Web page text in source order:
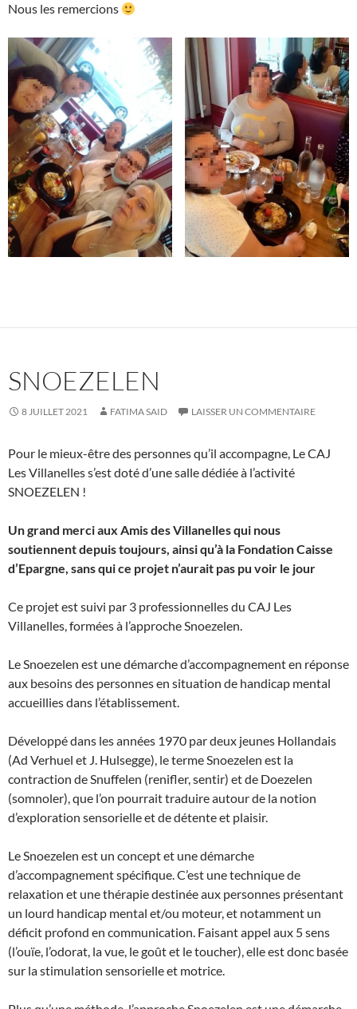
Nous les remercions
SNOEZELEN
8 JUILLET 2021 FATIMA SAID LAISSER UN COMMENTAIRE
Pour le mieux-être des personnes qu’il accompagne, Le CAJ
Les Villanelles s’est doté d’une salle dédiée à l’activité
SNOEZELEN !
Un grand merci aux Amis des Villanelles qui nous
soutiennent depuis toujours, ainsi qu’à la Fondation Caisse
d’Epargne, sans qui ce projet n’aurait pas pu voir le jour
Ce projet est suivi par 3 professionnelles du CAJ Les
Villanelles, formées à l’approche Snoezelen.
Le Snoezelen est une démarche d’accompagnement en réponse
aux besoins des personnes en situation de handicap mental
accueillies dans l’établissement.
Développé dans les années 1970 par deux jeunes Hollandais
(Ad Verhuel et J. Hulsegge), le terme Snoezelen est la
contraction de Snuffelen (renifler, sentir) et de Doezelen
(somnoler), que l’on pourrait traduire autour de la notion
d’exploration sensorielle et de détente et plaisir.
Le Snoezelen est un concept et une démarche
d’accompagnement spécifique. C’est une technique de
relaxation et une thérapie destinée aux personnes présentant
un lourd handicap mental et/ou moteur, et notamment un
déficit profond en communication. Faisant appel aux 5 sens
(l’ouïe, l’odorat, la vue, le goût et le toucher), elle est donc basée
sur la stimulation sensorielle et motrice.